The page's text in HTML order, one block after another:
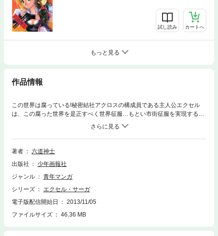
試し読み カートへ
もっと見る
作品情報
この世界は腐っている!秘密結社アクロスの構成員である主人公エクセル
は、この腐った世界を是正すべく世界征服…もとい市街征服を実現するた
め日夜奮闘する!!アクロスの総帥であるイルパラッツォの命により市街征
服を進行させようとするエクセルだが、その抜けた性格でいつも失敗ばか
り。さらに新たな構成員 ハイアットも加わるが、もはやドタバタコメディ
を演じているに過ぎず、なかなか征服計画は進まないのであった。
著者
六道神士
出版社
少年画報社
ジャンル
青年マンガ
シリーズ
エクセル・サーガ
電子版配信開始日
2013/11/05
ファイルサイズ
46.36 MB